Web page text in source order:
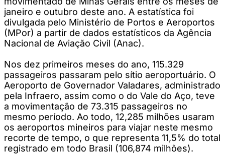
janeiro e outubro deste ano. A estatística foi
divulgada pelo Ministério de Portos e Aeroportos
(MPor) a partir de dados estatísticos da Agência
Nacional de Aviação Civil (Anac).
Nos dez primeiros meses do ano, 115.329
passageiros passaram pelo sítio aeroportuário. O
Aeroporto de Governador Valadares, administrado
pela Infraero, assim como o do Vale do Aço, teve
a movimentação de 73.315 passageiros no
mesmo período. Ao todo, 12,285 milhões usaram
os aeroportos mineiros para viajar neste mesmo
recorte de tempo, o que representa 11,5% do total
registrado em todo Brasil (106,874 milhões).